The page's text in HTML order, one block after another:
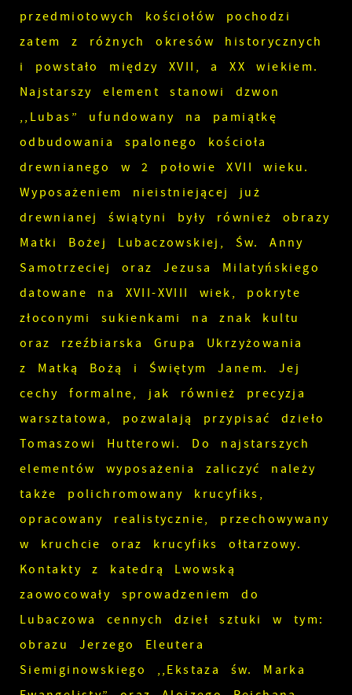
przedmiotowych kościołów pochodzi
zatem z różnych okresów historycznych
i powstało między XVII, a XX wiekiem.
Najstarszy element stanowi dzwon
,,Lubas” ufundowany na pamiątkę
odbudowania spalonego kościoła
drewnianego w 2 połowie XVII wieku.
Wyposażeniem nieistniejącej już
drewnianej świątyni były również obrazy
Matki Bożej Lubaczowskiej, Św. Anny
Samotrzeciej oraz Jezusa Milatyńskiego
datowane na XVII-XVIII wiek, pokryte
złoconymi sukienkami na znak kultu
oraz rzeźbiarska Grupa Ukrzyżowania
z Matką Bożą i Świętym Janem. Jej
cechy formalne, jak również precyzja
warsztatowa, pozwalają przypisać dzieło
Tomaszowi Hutterowi. Do najstarszych
elementów wyposażenia zaliczyć należy
także polichromowany krucyfiks,
opracowany realistycznie, przechowywany
w kruchcie oraz krucyfiks ołtarzowy.
Kontakty z katedrą Lwowską
zaowocowały sprowadzeniem do
Lubaczowa cennych dzieł sztuki w tym:
obrazu Jerzego Eleutera
Siemiginowskiego ,,Ekstaza św. Marka